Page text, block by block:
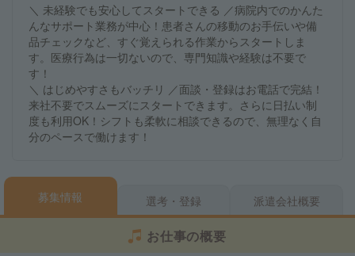
＼ 未経験でも安心してスタートできる ／病院内でのかんた
んなサポート業務が中心！患者さんの移動のお手伝いや備
品チェックなど、すぐ覚えられる作業からスタートしま
す。医療行為は一切ないので、専門知識や経験は不要で
す！
＼ はじめやすさもバッチリ ／面談・登録はお電話で完結！
来社不要でスムーズにスタートできます。さらに日払い制
度も利用OK！シフトも柔軟に相談できるので、無理なく自
分のペースで働けます！
募集情報 選考・登録 派遣会社概要
お仕事の概要